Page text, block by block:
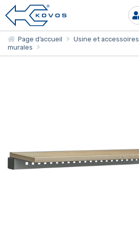
Page d’accueil Usine et accessoires
murales